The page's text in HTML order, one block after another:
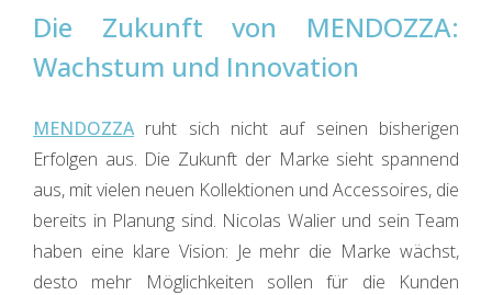
Die Zukunft von MENDOZZA:
Wachstum und Innovation
MENDOZZAruht sich nicht auf seinen bisherigen
Erfolgen aus. Die Zukunft der Marke sieht spannend
aus, mit vielen neuen Kollektionen und Accessoires, die
bereits in Planung sind. Nicolas Walier und sein Team
haben eine klare Vision: Je mehr die Marke wächst,
desto mehr Möglichkeiten sollen für die Kunden